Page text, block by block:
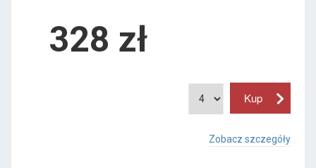
328 zł
Zobacz szczegóły